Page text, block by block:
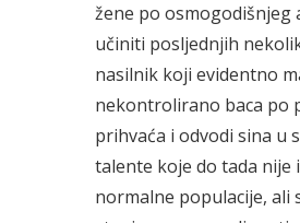
žene po
učiniti posljednjih
nasilnik koji evidentno
nekontrolirano baca po
prihvaća i odvodi sina u
talente koje do tada nije
normalne populacije, ali